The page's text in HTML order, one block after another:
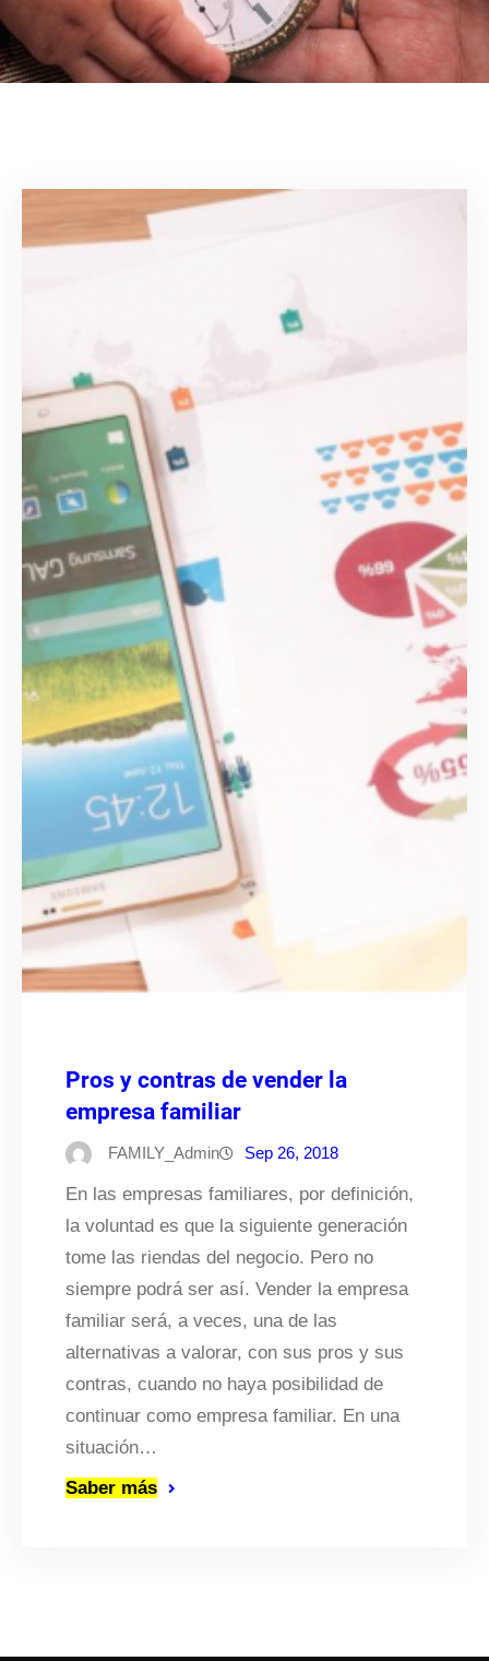
Pros y contras de vender la
empresa familiar
FAMILY_Admin Sep 26, 2018
En las empresas familiares, por definición,
la voluntad es que la siguiente generación
tome las riendas del negocio. Pero no
siempre podrá ser así. Vender la empresa
familiar será, a veces, una de las
alternativas a valorar, con sus pros y sus
contras, cuando no haya posibilidad de
continuar como empresa familiar. En una
situación…
Saber más